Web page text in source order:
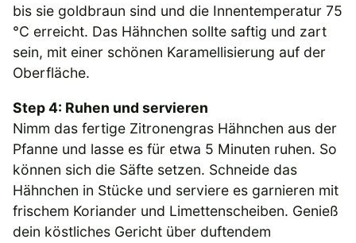
bis sie goldbraun sind und die Innentemperatur 75
°C erreicht. Das Hähnchen sollte saftig und zart
sein, mit einer schönen Karamellisierung auf der
Oberfläche.
Step 4: Ruhen und servieren
Nimm das fertige Zitronengras Hähnchen aus der
Pfanne und lasse es für etwa 5 Minuten ruhen. So
können sich die Säfte setzen. Schneide das
Hähnchen in Stücke und serviere es garnieren mit
frischem Koriander und Limettenscheiben. Genieß
dein köstliches Gericht über duftendem